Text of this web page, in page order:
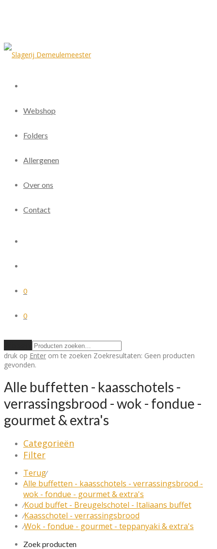
Webshop
Folders
Allergenen
Over ons
Contact
0
0
druk op Enter om te zoeken Zoekresultaten: Geen producten
gevonden.
Alle buffetten - kaasschotels -
verrassingsbrood - wok - fondue -
gourmet & extra's
Categorieën
Filter
Terug⁄
Alle buffetten - kaasschotels - verrassingsbrood -
wok - fondue - gourmet & extra's
⁄Koud buffet - Breugelschotel - Italiaans buffet
⁄Kaasschotel - verrassingsbrood
⁄Wok - fondue - gourmet - teppanyaki & extra's
Zoek producten